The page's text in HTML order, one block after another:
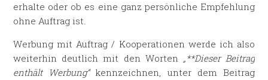
erhalte oder ob es eine ganz persönliche Empfehlung
ohne Auftrag ist.
Werbung mit Auftrag / Kooperationen werde ich also
weiterhin deutlich mit den Worten „**Dieser Beitrag
enthält Werbung“kennzeichnen, unter dem Beitrag